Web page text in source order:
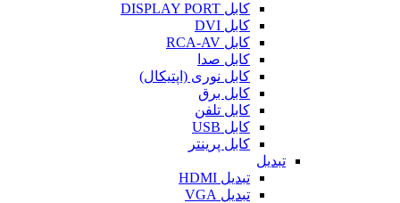
کابل DISPLAY PORT
کابل DVI
کابل RCA-AV
کابل صدا
کابل نوری (اپتیکال)
کابل برق
کابل تلفن
کابل USB
کابل پرینتر
تبدیل
تبدیل HDMI
تبدیل VGA